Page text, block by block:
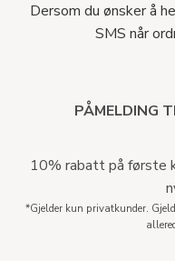
Dersom du ønsker å
SMS når
PÅMELDING
10% rabatt på første
*Gjelder kun privatkunder.